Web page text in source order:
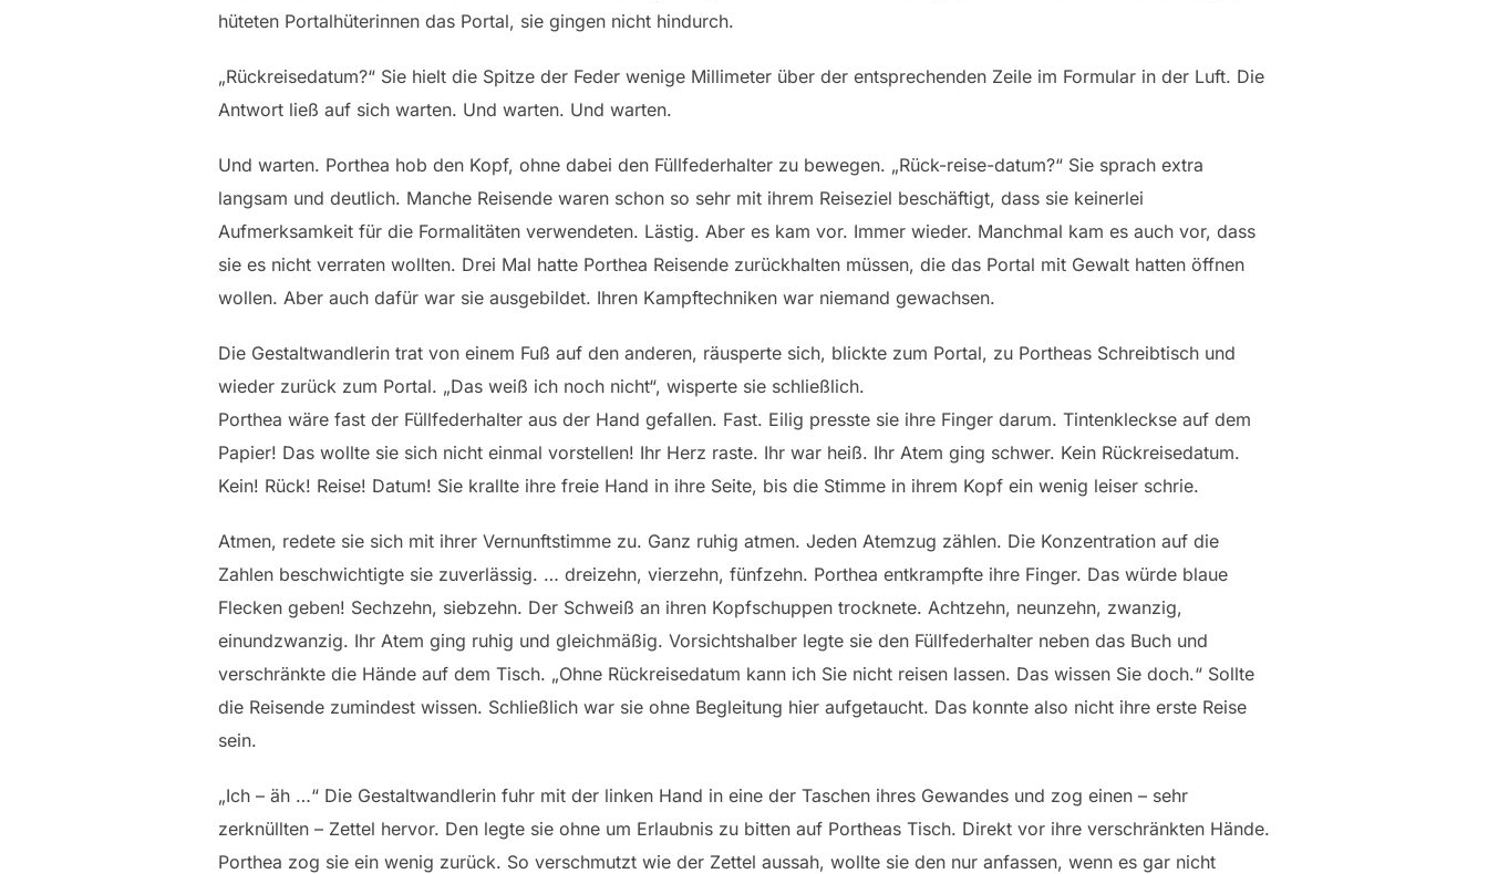
hüteten Portalhüterinnen das Portal, sie gingen nicht hindurch.
„Rückreisedatum?“ Sie hielt die Spitze der Feder wenige Millimeter über der entsprechenden Zeile im Formular in der Luft. Die
Antwort ließ auf sich warten. Und warten. Und warten.
Und warten. Porthea hob den Kopf, ohne dabei den Füllfederhalter zu bewegen. „Rück-reise-datum?“ Sie sprach extra
langsam und deutlich. Manche Reisende waren schon so sehr mit ihrem Reiseziel beschäftigt, dass sie keinerlei
Aufmerksamkeit für die Formalitäten verwendeten. Lästig. Aber es kam vor. Immer wieder. Manchmal kam es auch vor, dass
sie es nicht verraten wollten. Drei Mal hatte Porthea Reisende zurückhalten müssen, die das Portal mit Gewalt hatten öffnen
wollen. Aber auch dafür war sie ausgebildet. Ihren Kampftechniken war niemand gewachsen.
Die Gestaltwandlerin trat von einem Fuß auf den anderen, räusperte sich, blickte zum Portal, zu Portheas Schreibtisch und
wieder zurück zum Portal. „Das weiß ich noch nicht“, wisperte sie schließlich.
Porthea wäre fast der Füllfederhalter aus der Hand gefallen. Fast. Eilig presste sie ihre Finger darum. Tintenkleckse auf dem
Papier! Das wollte sie sich nicht einmal vorstellen! Ihr Herz raste. Ihr war heiß. Ihr Atem ging schwer. Kein Rückreisedatum.
Kein! Rück! Reise! Datum! Sie krallte ihre freie Hand in ihre Seite, bis die Stimme in ihrem Kopf ein wenig leiser schrie.
Atmen, redete sie sich mit ihrer Vernunftstimme zu. Ganz ruhig atmen. Jeden Atemzug zählen. Die Konzentration auf die
Zahlen beschwichtigte sie zuverlässig. … dreizehn, vierzehn, fünfzehn. Porthea entkrampfte ihre Finger. Das würde blaue
Flecken geben! Sechzehn, siebzehn. Der Schweiß an ihren Kopfschuppen trocknete. Achtzehn, neunzehn, zwanzig,
einundzwanzig. Ihr Atem ging ruhig und gleichmäßig. Vorsichtshalber legte sie den Füllfederhalter neben das Buch und
verschränkte die Hände auf dem Tisch. „Ohne Rückreisedatum kann ich Sie nicht reisen lassen. Das wissen Sie doch.“ Sollte
die Reisende zumindest wissen. Schließlich war sie ohne Begleitung hier aufgetaucht. Das konnte also nicht ihre erste Reise
sein.
„Ich – äh …“ Die Gestaltwandlerin fuhr mit der linken Hand in eine der Taschen ihres Gewandes und zog einen – sehr
zerknüllten – Zettel hervor. Den legte sie ohne um Erlaubnis zu bitten auf Portheas Tisch. Direkt vor ihre verschränkten Hände.
Porthea zog sie ein wenig zurück. So verschmutzt wie der Zettel aussah, wollte sie den nur anfassen, wenn es gar nicht